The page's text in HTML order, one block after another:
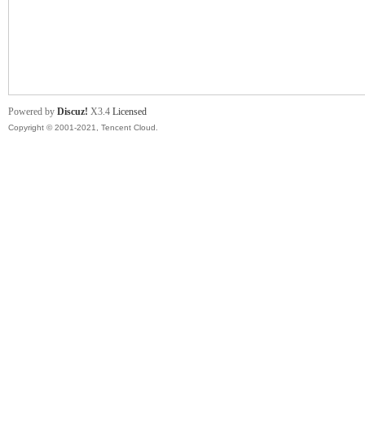
Powered by Discuz! X3.4 Licensed
Copyright © 2001-2021, Tencent Cloud.